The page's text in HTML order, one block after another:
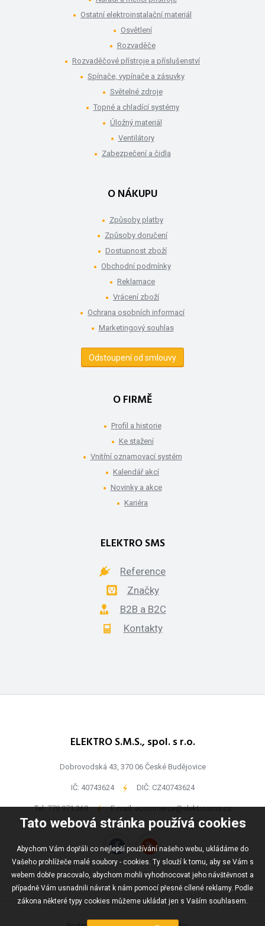
Tato webová stránka používá cookies
Abychom Vám dopřáli co nejlepší používání našeho webu, ukládáme do
Vašeho prohlížeče malé soubory - cookies. Ty slouží k tomu, aby se Vám s
webem dobře pracovalo, abychom mohli vyhodnocovat jeho návštěvnost a
případně Vám usnadnili návrat k nám pomocí přesně cílené reklamy. Podle
zákona některé typy cookies můžeme ukládat jen s Vaším souhlasem.
Ostatní elektroinstalační materiál
Osvětlení
Rozvaděče
Rozvaděčové přístroje a příslušenství
Spínače, vypínače a zásuvky
Světelné zdroje
Topné a chladící systémy
Úložný materiál
Ventilátory
Zabezpečení a čidla
O NÁKUPU
Způsoby platby
Způsoby doručení
Dostupnost zboží
Obchodní podmínky
Reklamace
Vrácení zboží
Ochrana osobních informací
Marketingový souhlas
Odstoupení od smlouvy
O FIRMĚ
Profil a historie
Ke stažení
Vnitřní oznamovací systém
Kalendář akcí
Novinky a akce
Kariéra
ELEKTRO SMS
Reference
Značky
B2B a B2C
Kontakty
ELEKTRO S.M.S., spol. s r.o.
Dobrovodská 43, 370 06 České Budějovice
IČ: 40743624 - DIČ: CZ40743624
Tel:778 971 369 - E-mail:ecommerce@elektrosms.cz